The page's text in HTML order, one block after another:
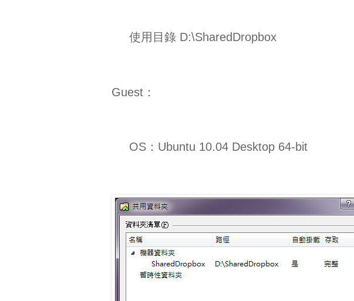
使用目錄 D:\SharedDropbox
Guest：
OS：Ubuntu 10.04 Desktop 64-bit